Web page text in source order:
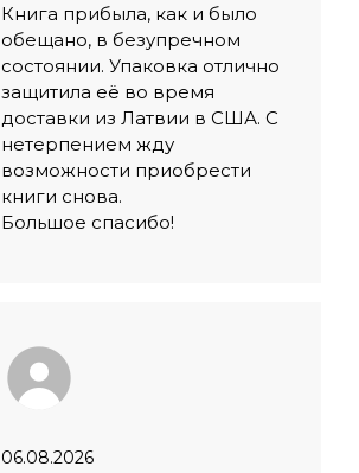
Книга прибыла, как и было
обещано, в безупречном
состоянии. Упаковка отлично
защитила её во время
доставки из Латвии в США. С
нетерпением жду
возможности приобрести
книги снова.
Большое спасибо!
06.08.2026